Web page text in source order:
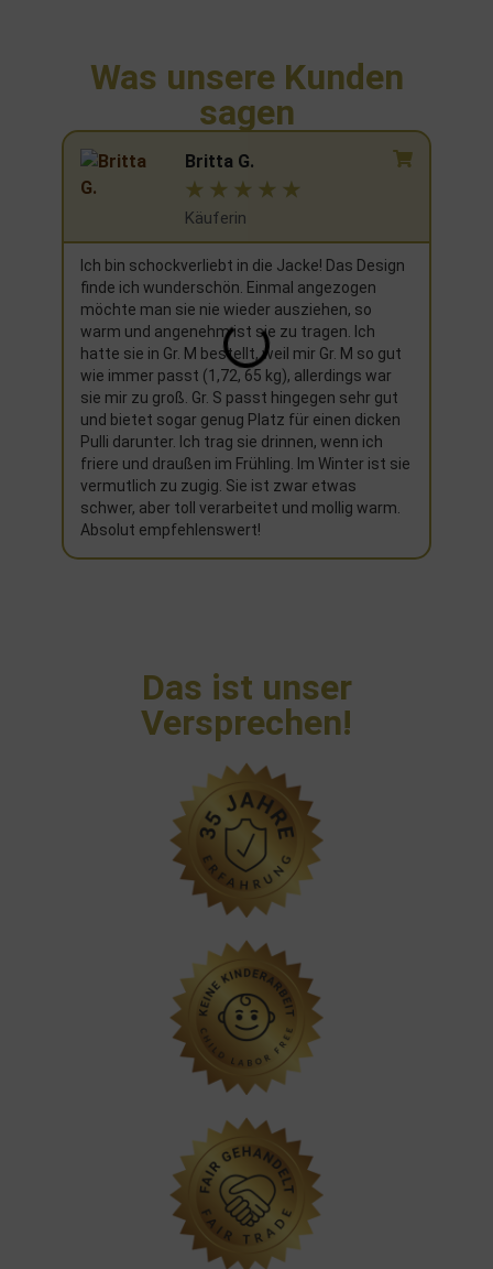
Was unsere Kunden
sagen
Britta G.
☆ ☆ ☆ ☆ ☆
Käuferin
Ich bin schockverliebt in die Jacke! Das Design
finde ich wunderschön. Einmal angezogen
möchte man sie nie wieder ausziehen, so
warm und angenehm ist sie zu tragen. Ich
hatte sie in Gr. M bestellt, weil mir Gr. M so gut
wie immer passt (1,72, 65 kg), allerdings war
sie mir zu groß. Gr. S passt hingegen sehr gut
und bietet sogar genug Platz für einen dicken
Pulli darunter. Ich trag sie drinnen, wenn ich
friere und draußen im Frühling. Im Winter ist sie
vermutlich zu zugig. Sie ist zwar etwas
schwer, aber toll verarbeitet und mollig warm.
Absolut empfehlenswert!
Das ist unser
Versprechen!